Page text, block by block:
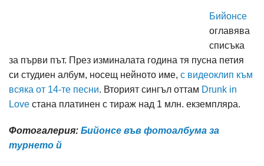
Бийонсе
оглавява
списъка
за първи път. През изминалата година тя пусна петия
си студиен албум, носещ нейното име, с видеоклип към
всяка от 14-те песни. Вторият сингъл оттам Drunk in
Love стана платинен с тираж над 1 млн. екземпляра.
Фотогалерия: Бийонсе във фотоалбума за
турнето й